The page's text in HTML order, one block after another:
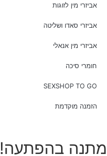
אביזרי מין לזוגות
אביזרי סאדו ושליטה
אביזרי מין אנאלי
חומרי סיכה
SEXSHOP TO GO
הזמנה מוקדמת
מתנה בהפתעה!